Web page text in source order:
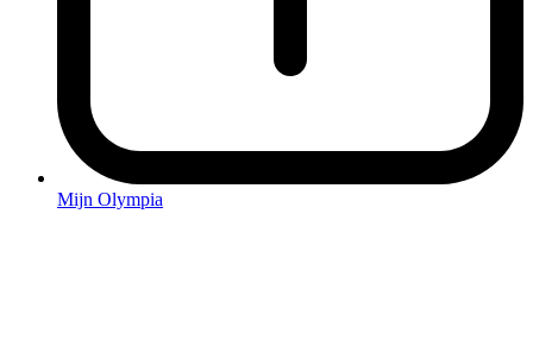
Mijn Olympia